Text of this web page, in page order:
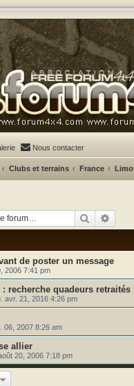
Nous contacter
Clubs et terrains France
Rechercher
de poster un message
2006 7:41 pm
: recherche quadeurs
avr. 21, 2016 4:26 pm
06, 2007 8:26 am
allier
20, 2006 7:18 pm